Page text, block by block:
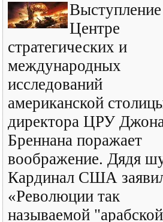
Центре
стратегических и
международных
исследований
американской
директора ЦРУ
Бреннана поражает
воображение. Дядя
Кардинал США
«Революции так
называемой "арабской